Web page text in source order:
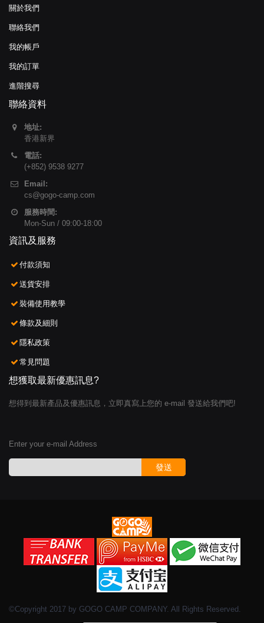
關於我們
聯絡我們
我的帳戶
我的訂單
進階搜尋
聯絡資料
地址:
香港新界
電話:
(+852) 9538 9277
Email:
cs@gogo-camp.com
服務時間:
Mon-Sun / 09:00-18:00
資訊及服務
付款須知
送貨安排
裝備使用教學
條款及細則
隱私政策
常見問題
想獲取最新優惠訊息?
想得到最新產品及優惠訊息，立即真寫上您的 e-mail 發送給我們吧!
Enter your e-mail Address
發送
©Copyright 2017 by GOGO CAMP COMPANY. All Rights Reserved.